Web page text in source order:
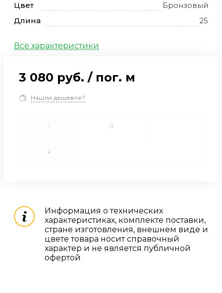
Цвет
Бронзовый
Длина
25
Все характеристики
3 080 руб. / пог. м
Нашли дешевле?
-
+
Информация о технических
характеристиках, комплекте поставки,
стране изготовления, внешнем виде и
цвете товара носит справочный
характер и не является публичной
офертой